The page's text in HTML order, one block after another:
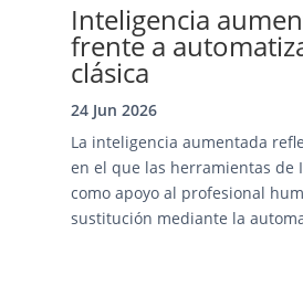
Inteligencia
frente a
clásica
24 Jun 2026
La inteligencia aumentada
en el que las herramientas de
como apoyo al profesional
sustitución mediante la